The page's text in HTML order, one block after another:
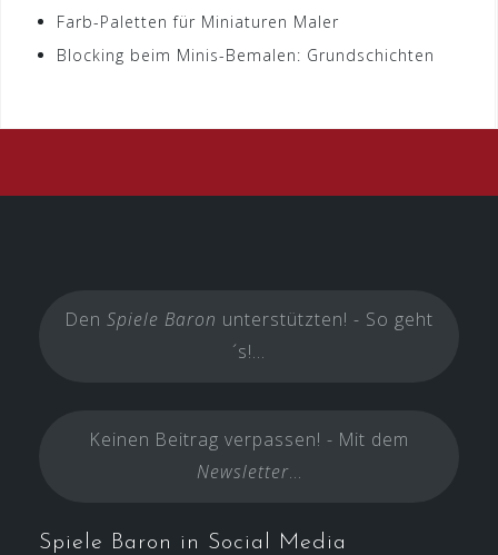
Farb-Paletten für Miniaturen Maler
Blocking beim Minis-Bemalen: Grundschichten
Den Spiele Baron unterstützten! - So geht
´s!...
Keinen Beitrag verpassen! - Mit dem
Newsletter...
Spiele Baron in Social Media